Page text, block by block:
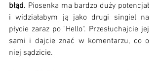
błąd. Piosenka ma bardzo duży potencjał
i widziałabym ją jako drugi singiel na
płycie zaraz po "Hello". Przesłuchajcie jej
sami i dajcie znać w komentarzu, co o
niej sądzicie.